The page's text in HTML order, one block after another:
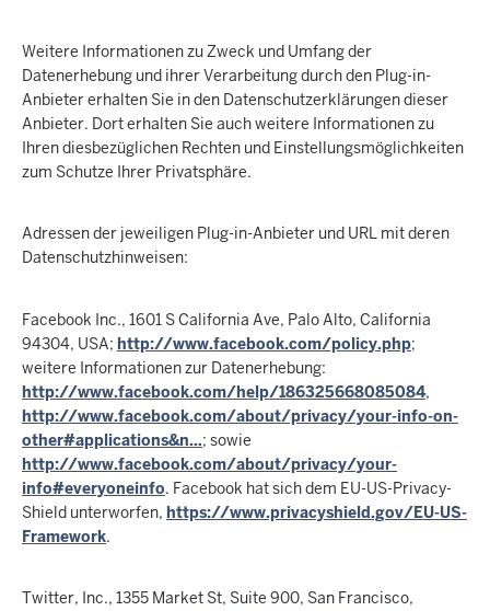
Weitere Informationen zu Zweck und Umfang der
Datenerhebung und ihrer Verarbeitung durch den Plug-in-
Anbieter erhalten Sie in den Datenschutzerklärungen dieser
Anbieter. Dort erhalten Sie auch weitere Informationen zu
Ihren diesbezüglichen Rechten und Einstellungsmöglichkeiten
zum Schutze Ihrer Privatsphäre.
Adressen der jeweiligen Plug-in-Anbieter und URL mit deren
Datenschutzhinweisen:
Facebook Inc., 1601 S California Ave, Palo Alto, California
94304, USA; http://www.facebook.com/policy.php;
weitere Informationen zur Datenerhebung:
http://www.facebook.com/help/186325668085084,
http://www.facebook.com/about/privacy/your-info-on-
other#applications&n…; sowie
http://www.facebook.com/about/privacy/your-
info#everyoneinfo. Facebook hat sich dem EU-US-Privacy-
Shield unterworfen, https://www.privacyshield.gov/EU-US-
Framework.
Twitter, Inc., 1355 Market St, Suite 900, San Francisco,